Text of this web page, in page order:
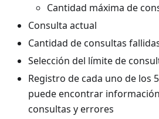
Cantidad máxima de
Consulta actual
Cantidad de consultas
Selección del límite de
Registro de cada uno de los
puede encontrar
consultas y errores